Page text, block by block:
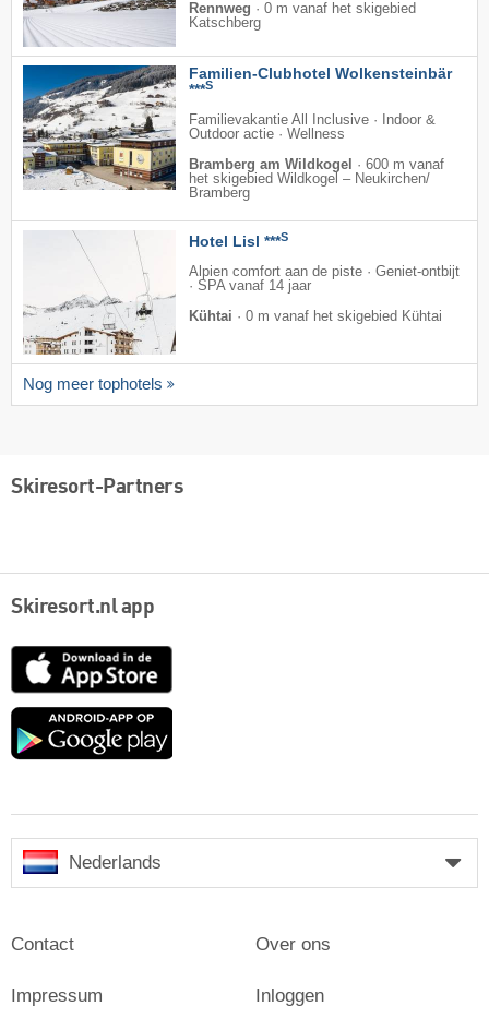
Rennweg · 0 m vanaf het skigebied
Katschberg
Familien-Clubhotel Wolkensteinbär
***S
Familievakantie All Inclusive · Indoor &
Outdoor actie · Wellness
Bramberg am Wildkogel
· 600 m vanaf
het skigebied Wildkogel – Neukirchen/​
Bramberg
Hotel Lisl ***S
Alpien comfort aan de piste · Geniet-ontbijt
· SPA vanaf 14 jaar
Kühtai · 0 m vanaf het skigebied Kühtai
Nog meer tophotels
Skiresort-Partners
Skiresort.nl app
App
Google
Nederlands
Contact
Impressum
Over ons
Inloggen